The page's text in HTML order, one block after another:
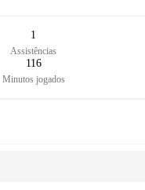
1
Assistências
116
Minutos jogados